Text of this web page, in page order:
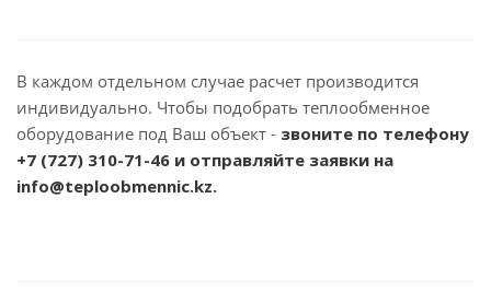
В каждом отдельном случае расчет производится
индивидуально. Чтобы подобрать теплообменное
оборудование под Ваш объект - звоните по телефону
+7 (727) 310-71-46 и отправляйте заявки на
info@teploobmennic.kz.